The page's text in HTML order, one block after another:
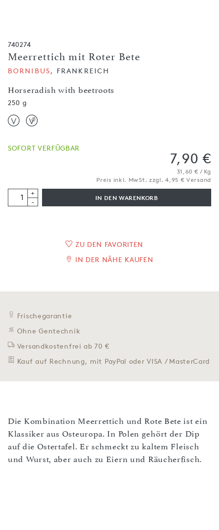
740274
Meerrettich mit Roter Bete
Horseradish with beetroots
BORNIBUS, FRANKREICH
250 g
SOFORT VERFÜGBAR
7,90 €
31,60 € / Kg
Preis inkl. MwSt. zzgl. 4,95 € Versand
+
-
IN DEN WARENKORB
ZU DEN FAVORITEN
IN DER NÄHE KAUFEN
Frischegarantie
Ohne Gentechnik
Versandkostenfrei ab 70 €
Kauf auf Rechnung, mit PayPal oder VISA / MasterCard
Die Kombination Meerrettich und Rote Bete ist ein
Klassiker aus Osteuropa. In Polen gehört der Dip
auf die Ostertafel. Er schmeckt zu kaltem Fleisch
und Wurst, aber auch zu Eiern und Räucherfisch.